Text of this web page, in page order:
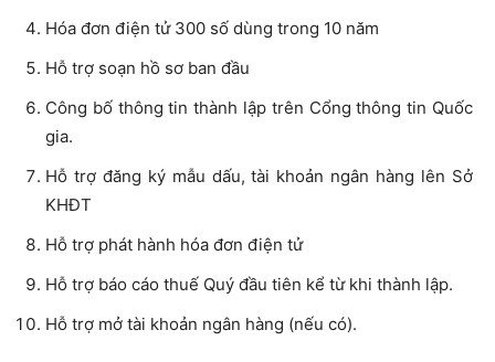
Hóa đơn điện tử 300 số dùng trong 10 năm
Hỗ trợ soạn hồ sơ ban đầu
Công bố thông tin thành lập trên Cổng thông tin Quốc
gia.
Hỗ trợ đăng ký mẫu dấu, tài khoản ngân hàng lên Sở
KHĐT
Hỗ trợ phát hành hóa đơn điện tử
Hỗ trợ báo cáo thuế Quý đầu tiên kể từ khi thành lập.
Hỗ trợ mở tài khoản ngân hàng (nếu có).